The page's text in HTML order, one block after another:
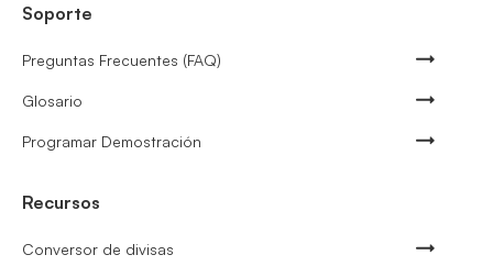
Soporte
Preguntas Frecuentes (FAQ)
Glosario
Programar Demostración
Recursos
Conversor de divisas